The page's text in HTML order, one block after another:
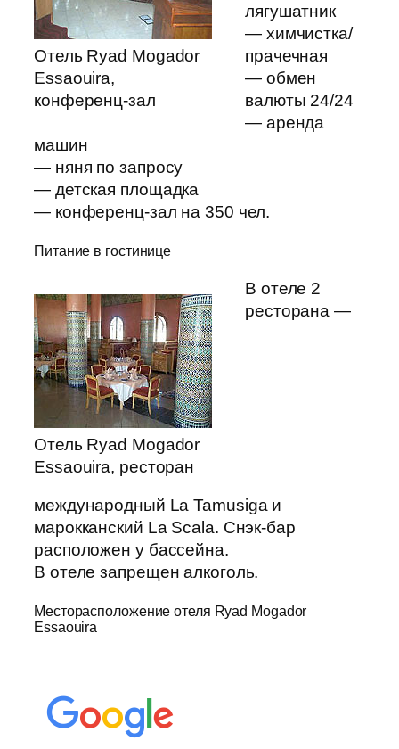
Отель Ryad Mogador
Essaouira,
конференц-зал
лягушатник
— химчистка/
прачечная
— обмен
валюты 24/24
— аренда
машин
— няня по запросу
— детская площадка
— конференц-зал на 350 чел.
Питание в гостинице
Отель Ryad Mogador
Essaouira, ресторан
В отеле 2
ресторана —
международный La Tamusiga и
марокканский La Scala. Снэк-бар
расположен у бассейна.
В отеле запрещен алкоголь.
Месторасположение отеля Ryad Mogador
Essaouira